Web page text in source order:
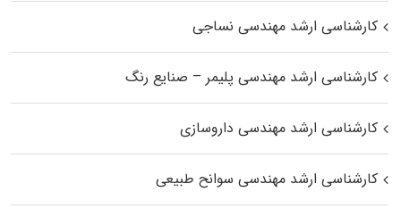
کارشناسی ارشد مهندسی نساجی
کارشناسی ارشد مهندسی پلیمر – صنایع رنگ
کارشناسی ارشد مهندسی داروسازی
کارشناسی ارشد مهندسی سوانح طبیعی